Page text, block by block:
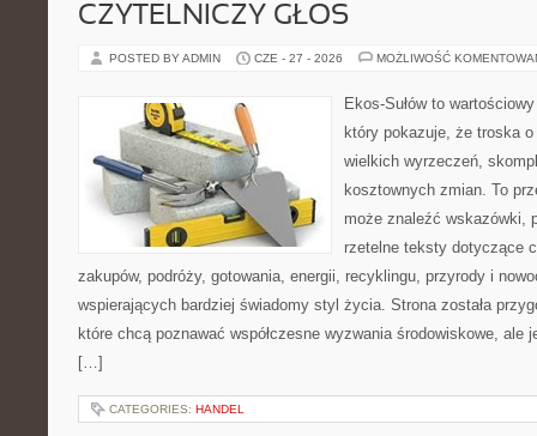
CZYTELNICZY GŁOS
POSTED BY ADMIN CZE - 27 - 2026 MOŻLIWOŚĆ
Ekos-Sułów to
który pokazuje, że troska
wielkich wyrzeczeń,
kosztownych zmian. To
może znaleźć wskazówki,
rzetelne teksty dotyczące
zakupów, podróży, gotowania, energii, recyklingu, przyrody i
wspierających bardziej świadomy styl życia. Strona została
które chcą poznawać współczesne wyzwania środowiskowe, ale
[…]
CATEGORIES: HANDEL